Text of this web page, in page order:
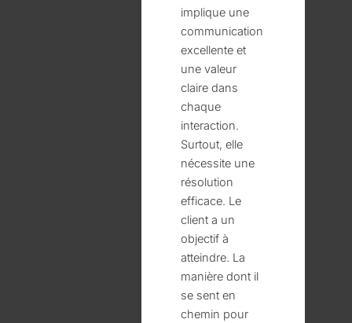
implique une
communication
excellente et
une valeur
claire dans
chaque
interaction.
Surtout, elle
nécessite une
résolution
efficace. Le
client a un
objectif à
atteindre. La
manière dont il
se sent en
chemin pour